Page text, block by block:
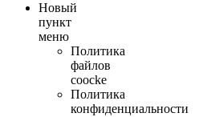
Новый
пункт
меню
Политика
файлов
coocke
Политика
конфиденциальности